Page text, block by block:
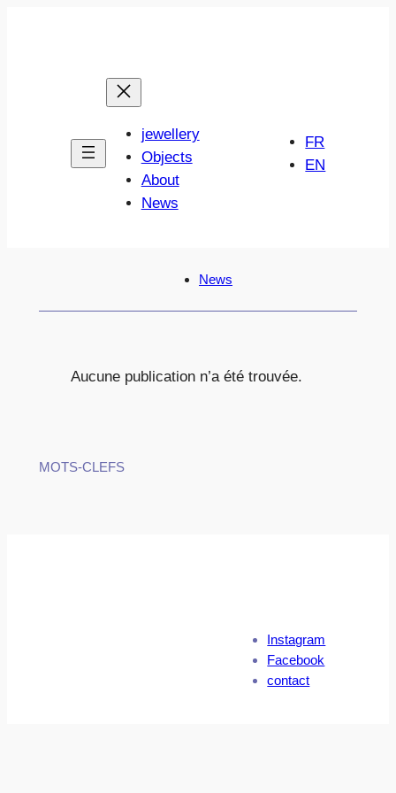
jewellery
Objects
About
News
FR
EN
News
Aucune publication n’a été trouvée.
MOTS-CLEFS
Instagram
Facebook
contact